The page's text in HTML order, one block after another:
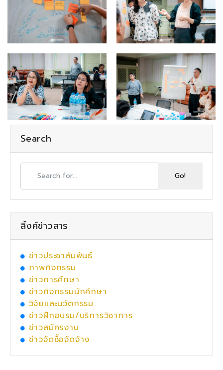
Search
ลิ้งค์ข่าวสาร
ข่าวประชาสัมพันธ์
ภาพกิจกรรม
ข่าวการศึกษา
ข่าวกิจกรรมนักศึกษา
วิจัยและนวัตกรรม
ข่าวฝึกอบรม/บริการวิชาการ
ข่าวสมัครงาน
ข่าวจัดซื้อจัดจ้าง